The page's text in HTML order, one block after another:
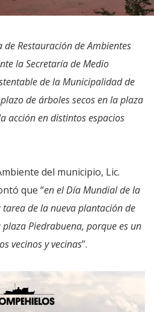
Restauración de Ambientes
la Secretaría de Medio
de la Municipalidad de
de árboles secos en la plaza
acción en distintos espacios
del municipio, Lic.
que “en el Día Mundial de la
de la nueva plantación de
Piedrabuena, porque es un
vecinos y vecinas”.